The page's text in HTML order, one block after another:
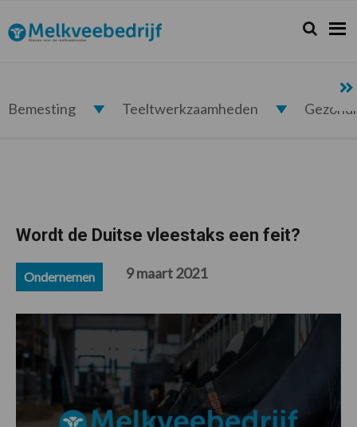
de
hoofdnavigatie
de
hoofd
de
eerste
de
voettekst
Melkveebedrijf.nl Zoeken...
Zoek
Bemesting Teeltwerkzaamheden
Wordt de Duitse vleestaks een feit?
Ondernemen 9 maart 2021